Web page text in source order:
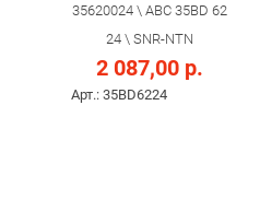
35620024 \ ABC 35BD 62
24 \ SNR-NTN
2 087,00 р.
Арт.: 35BD6224